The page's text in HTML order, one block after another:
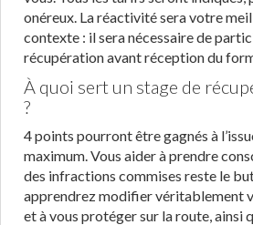
onéreux. La réactivité sera votre
contexte : il sera nécessaire de
récupération avant réception du
À quoi sert un stage de
?
4 points pourront être gagnés à
maximum. Vous aider à prendre
des infractions commises reste le
apprendrez modifier véritablement
et à vous protéger sur la route, ainsi